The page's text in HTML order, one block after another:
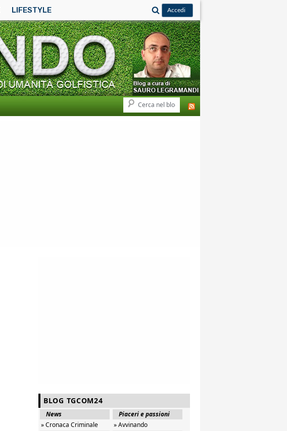
LIFESTYLE
Cerca
BLOG TGCOM24
News
» Cronaca Criminale
Piaceri e passioni
» Avvinando